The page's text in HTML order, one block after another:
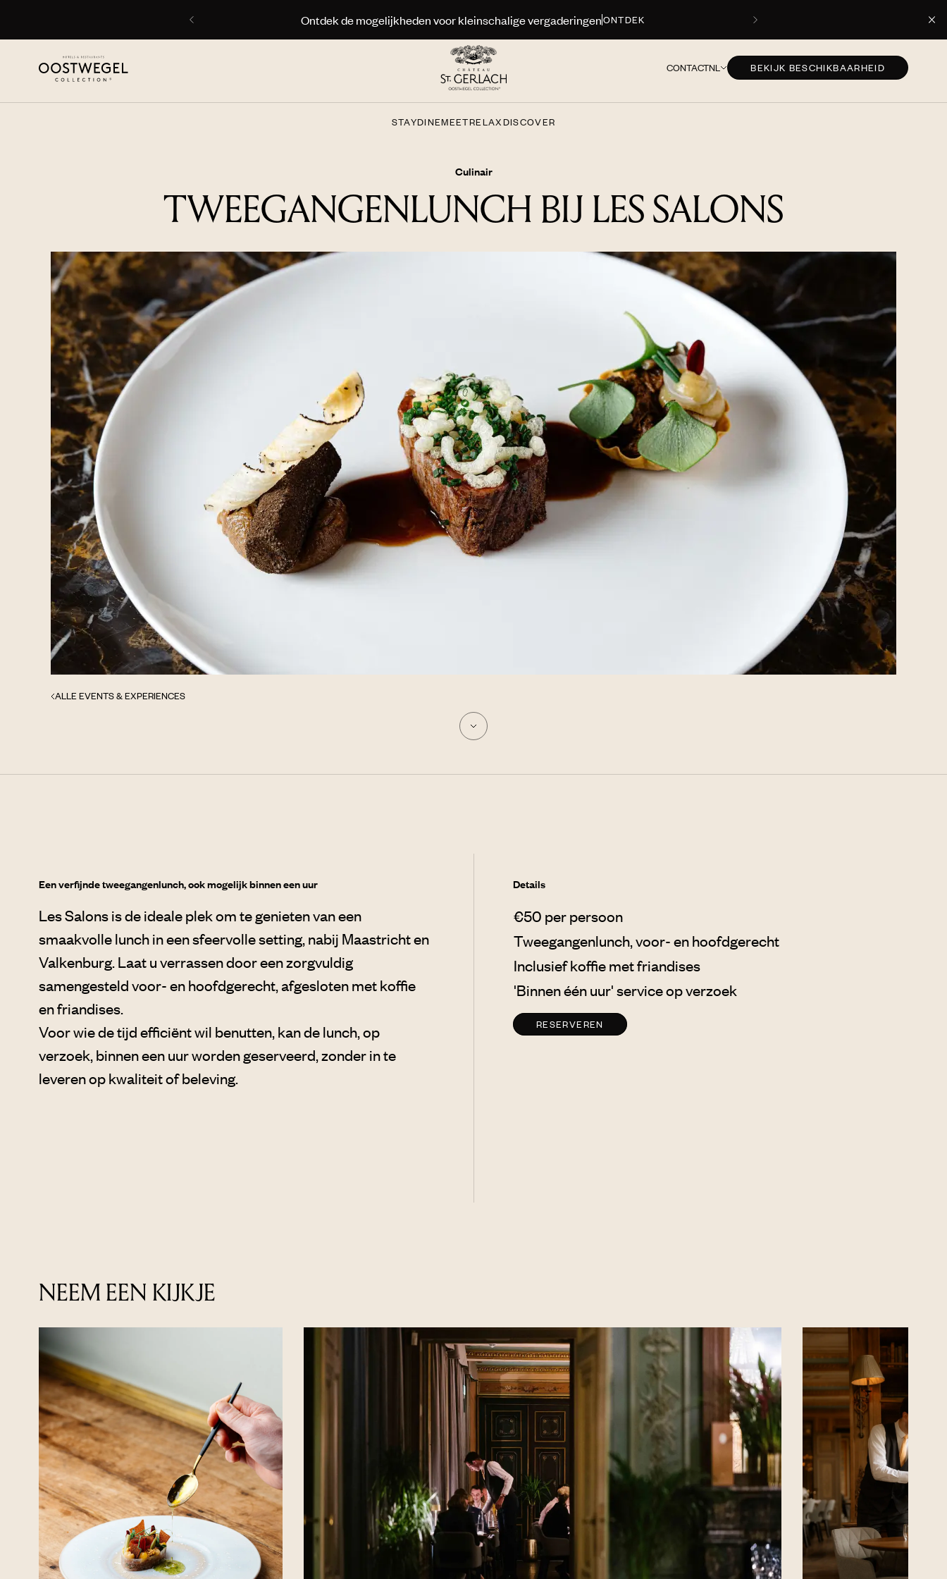
Wij zijn genomineerd voor de World MICE Awards!STEM NU
CONTACTNL BEKIJK BESCHIKBAARHEID
STAYDINEMEETRELAXDISCOVER
Culinair
TWEEGANGENLUNCH BIJ LES SALONS
ALLE EVENTS & EXPERIENCES
Een verfijnde tweegangenlunch, ook mogelijk binnen een uur
Les Salons is de ideale plek om te genieten van een
smaakvolle lunch in een sfeervolle setting, nabij Maastricht en
Valkenburg. Laat u verrassen door een zorgvuldig
samengesteld voor- en hoofdgerecht, afgesloten met koffie
en friandises.
Voor wie de tijd efficiënt wil benutten, kan de lunch, op
verzoek, binnen een uur worden geserveerd, zonder in te
leveren op kwaliteit of beleving.
Details
€50 per persoon
Tweegangenlunch, voor- en hoofdgerecht
Inclusief koffie met friandises
'Binnen één uur' service op verzoek
RESERVEREN
NEEM EEN KIJKJE